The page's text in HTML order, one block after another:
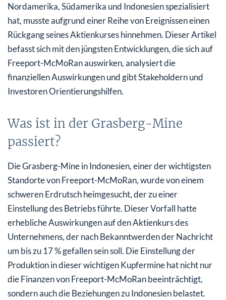
Nordamerika, Südamerika und Indonesien spezialisiert
hat, musste aufgrund einer Reihe von Ereignissen einen
Rückgang seines Aktienkurses hinnehmen. Dieser Artikel
befasst sich mit den jüngsten Entwicklungen, die sich auf
Freeport-McMoRan auswirken, analysiert die
finanziellen Auswirkungen und gibt Stakeholdern und
Investoren Orientierungshilfen.
Was ist in der Grasberg-Mine
passiert?
Die Grasberg-Mine in Indonesien, einer der wichtigsten
Standorte von Freeport-McMoRan, wurde von einem
schweren Erdrutsch heimgesucht, der zu einer
Einstellung des Betriebs führte. Dieser Vorfall hatte
erhebliche Auswirkungen auf den Aktienkurs des
Unternehmens, der nach Bekanntwerden der Nachricht
um bis zu 17 % gefallen sein soll. Die Einstellung der
Produktion in dieser wichtigen Kupfermine hat nicht nur
die Finanzen von Freeport-McMoRan beeinträchtigt,
sondern auch die Beziehungen zu Indonesien belastet.